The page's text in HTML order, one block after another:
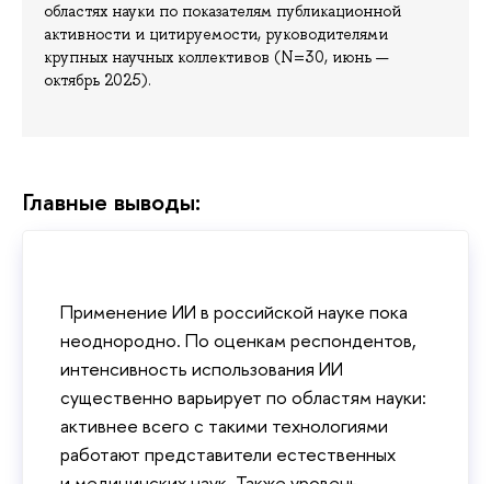
областях науки по показателям публикационной
активности и цитируемости, руководителями
крупных научных коллективов (N=30, июнь —
октябрь 2025).
Главные выводы:
Применение ИИ в российской науке пока
неоднородно. По оценкам респондентов,
интенсивность использования ИИ
существенно варьирует по областям науки:
активнее всего с такими технологиями
работают представители естественных